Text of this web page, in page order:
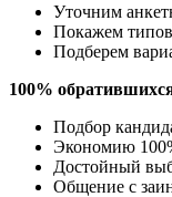
Уточним
Покажем
Подберем
100%
Подбор
Экономию
Достойный
Общение с